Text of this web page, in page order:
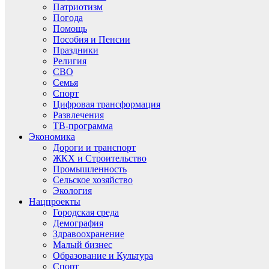
Патриотизм
Погода
Помощь
Пособия и Пенсии
Праздники
Религия
СВО
Семья
Спорт
Цифровая трансформация
Развлечения
ТВ-программа
Экономика
Дороги и транспорт
ЖКХ и Строительство
Промышленность
Сельское хозяйство
Экология
Нацпроекты
Городская среда
Демография
Здравоохранение
Малый бизнес
Образование и Культура
Спорт